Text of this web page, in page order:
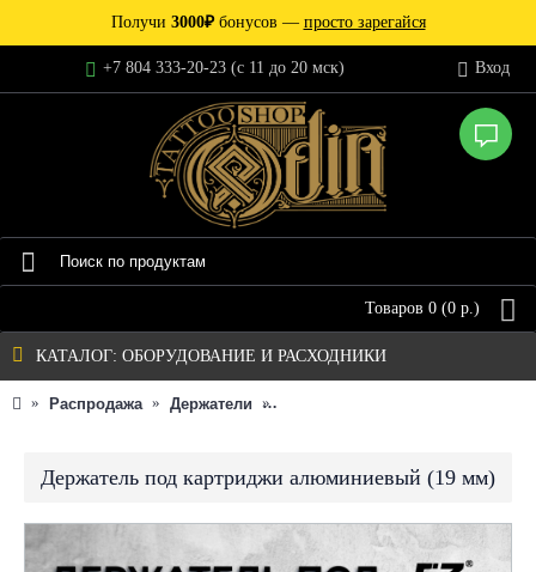
Получи 3000₽бонусов — просто зарегайся
+7 804 333-20-23 (c 11 до 20 мск) Вход
Товаров 0 (0 р.)
КАТАЛОГ: ОБОРУДОВАНИЕ И РАСХОДНИКИ
Распродажа Держатели
Держатель под картриджи алюминиевый (19 мм)